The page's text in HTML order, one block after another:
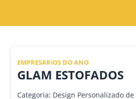
EMPRESARIOS DO ANO
GLAM ESTOFADOS
Categoria: Design Personalizado